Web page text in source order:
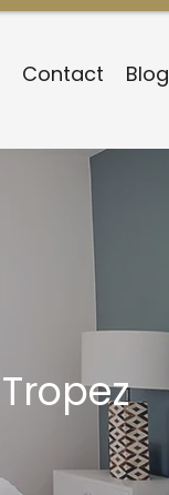
Contact Blog